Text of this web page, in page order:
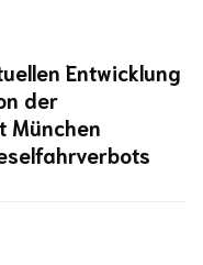
Entwicklung
der
München